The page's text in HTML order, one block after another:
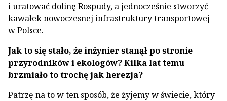
i uratować dolinę Rospudy, a jednocześnie stworzyć
kawałek nowoczesnej infrastruktury transportowej
w Polsce.
Jak to się stało, że inżynier stanął po stronie
przyrodników i ekologów? Kilka lat temu
brzmiało to trochę jak herezja?
Patrzę na to w ten sposób, że żyjemy w świecie, który